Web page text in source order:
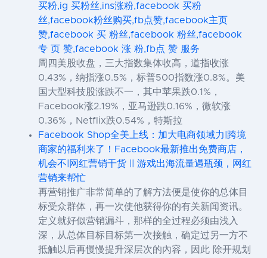
买粉,ig 买粉丝,ins涨粉,facebook 买粉
丝,facebook粉丝购买,fb点赞,facebook主页
赞,facebook 买 粉丝,facebook 粉丝,facebook
专 页 赞,facebook 涨 粉,fb点 赞 服务
周四美股收盘，三大指数集体收高，道指收涨
0.43%，纳指涨0.5%，标普500指数涨0.8%。美
国大型科技股涨跌不一，其中苹果跌0.1%，
Facebook涨2.19%，亚马逊跌0.16%，微软涨
0.36%，Netflix跌0.54%，特斯拉
Facebook Shop全美上线：加大电商领域力|跨境
商家的福利来了！Facebook最新推出免费商店，
机会不|网红营销干货 || 游戏出海流量遇瓶颈，网红
营销来帮忙
再营销推广非常简单的了解方法便是使你的总体目
标受众群体，再一次使他获得你的有关新闻资讯。
定义就好似营销漏斗，那样的全过程必须由浅入
深，从总体目标目标第一次接触，确定过另一方不
抵触以后再慢慢提升深层次的內容，因此 除开规划